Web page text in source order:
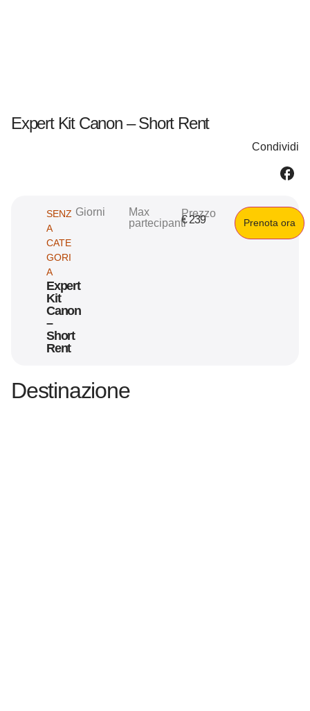
Expert Kit Canon – Short Rent
Condividi
SENZ
A
CATE
GORI
A
Expert
Kit
Canon
–
Short
Rent
Giorni
Max
partecipanti
Prezzo
€239 Prenota ora
Destinazione